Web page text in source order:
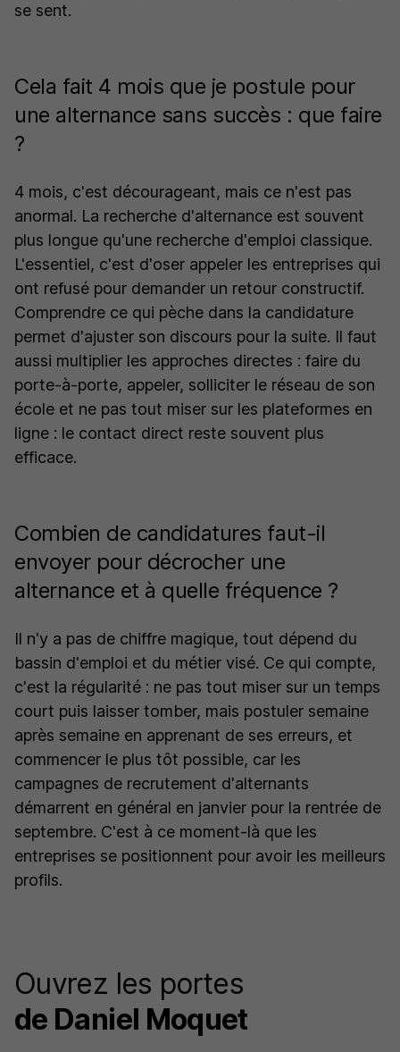
se sent.
Cela fait 4 mois que je postule pour
une alternance sans succès : que faire
?
4 mois, c'est décourageant, mais ce n'est pas
anormal. La recherche d'alternance est souvent
plus longue qu'une recherche d'emploi classique.
L'essentiel, c'est d'oser appeler les entreprises qui
ont refusé pour demander un retour constructif.
Comprendre ce qui pèche dans la candidature
permet d'ajuster son discours pour la suite. Il faut
aussi multiplier les approches directes : faire du
porte-à-porte, appeler, solliciter le réseau de son
école et ne pas tout miser sur les plateformes en
ligne : le contact direct reste souvent plus
efficace.
Combien de candidatures faut-il
envoyer pour décrocher une
alternance et à quelle fréquence ?
Il n'y a pas de chiffre magique, tout dépend du
bassin d'emploi et du métier visé. Ce qui compte,
c'est la régularité : ne pas tout miser sur un temps
court puis laisser tomber, mais postuler semaine
après semaine en apprenant de ses erreurs, et
commencer le plus tôt possible, car les
campagnes de recrutement d'alternants
démarrent en général en janvier pour la rentrée de
septembre. C'est à ce moment-là que les
entreprises se positionnent pour avoir les meilleurs
profils.
Ouvrez les portes
de Daniel Moquet